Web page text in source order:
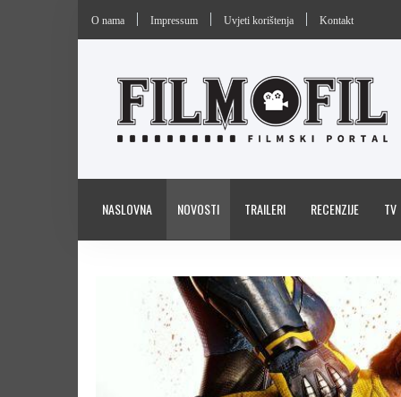
O nama Impressum Uvjeti korištenja Kontakt
NASLOVNA NOVOSTI TRAILERI RECENZIJE TV